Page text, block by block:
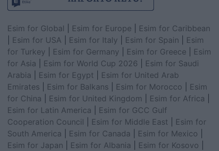
Esim for Global Esim for Europe
Esim for Caribbean
Esim for USA Esim for Italy Esim for Spain
Esim
for Turkey
Esim for Germany Esim for Greece
Esim
for Asia
Esim for World Cup 2026
Esim for Saudi
Arabia
Esim for Egypt
Esim for United Arab
Emirates
Esim for Balkans Esim for Morocco
Esim
for China
Esim for United Kingdom Esim for Africa
Esim for Latin America
Esim for GCC Gulf
Cooperation Council
Esim for Middle East
Esim for
South America
Esim for Canada Esim for Mexico
Esim for Japan
Esim for Albania Esim for Kosovo